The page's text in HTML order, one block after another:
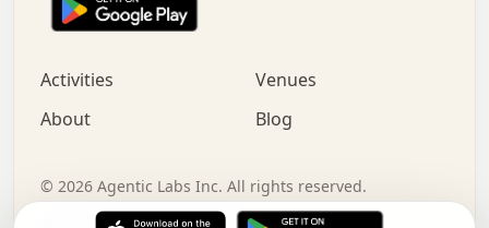
.   .   :   o   .   .   .   .   .   .   .   +   .
.   o   .   .   .   .   x   .   .   .   .   .   .
+   .   o   .   .   .   .   o   .   .   .   .
.   +   .   .   .   .   .   .   .   .   :   .   x
.   .   .   .   .   .   .   .   .   .   .   .   .   .
Activities
Venues
About
Blog
© 2026 Agentic Labs Inc. All rights reserved.